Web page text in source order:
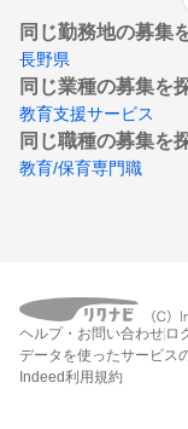
同じ勤務地の募集
長野県
同じ業種の募集を
教育支援サービス
同じ職種の募集を
教育/保育専門職
ヘルプ・お問い合わせ ロ
データを使ったサービス
Indeed利用規約